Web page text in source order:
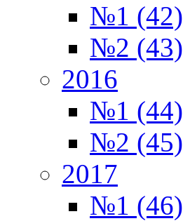
№1 (42)
№2 (43)
2016
№1 (44)
№2 (45)
2017
№1 (46)